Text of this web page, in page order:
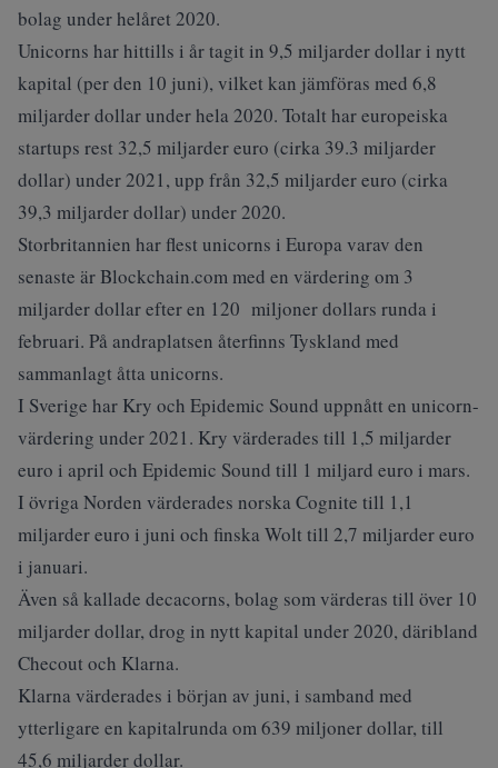
bolag under helåret 2020.
Unicorns har hittills i år tagit in 9,5 miljarder dollar i nytt
kapital (per den 10 juni), vilket kan jämföras med 6,8
miljarder dollar under hela 2020. Totalt har europeiska
startups rest 32,5 miljarder euro (cirka 39.3 miljarder
dollar) under 2021, upp från 32,5 miljarder euro (cirka
39,3 miljarder dollar) under 2020.
Storbritannien har flest unicorns i Europa varav den
senaste är Blockchain.com med en värdering om 3
miljarder dollar efter en 120 miljoner dollars runda i
februari. På andraplatsen återfinns Tyskland med
sammanlagt åtta unicorns.
I Sverige har Kry och Epidemic Sound uppnått en unicorn-
värdering under 2021. Kry värderades till 1,5 miljarder
euro i april och Epidemic Sound till 1 miljard euro i mars.
I övriga Norden värderades norska Cognite till 1,1
miljarder euro i juni och finska Wolt till 2,7 miljarder euro
i januari.
Även så kallade decacorns, bolag som värderas till över 10
miljarder dollar, drog in nytt kapital under 2020, däribland
Checout och Klarna.
Klarna värderades i början av juni, i samband med
ytterligare en kapitalrunda om 639 miljoner dollar, till
45,6 miljarder dollar.